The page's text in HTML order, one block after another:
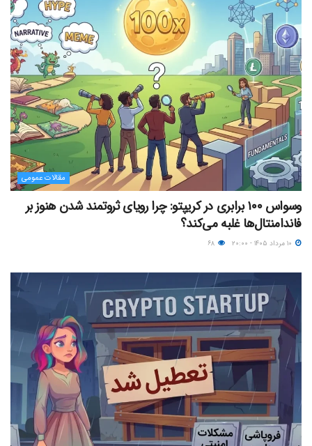
مقالات عمومی
وسواس ۱۰۰ برابری در کریپتو: چرا رویای ثروتمند شدن هنوز بر
فاندامنتال‌ها غلبه می‌کند؟